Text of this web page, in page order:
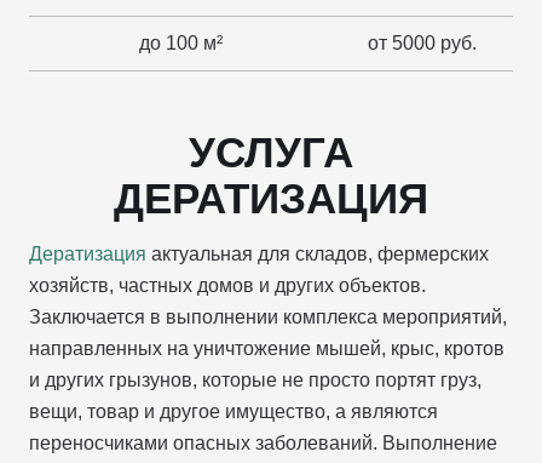
до 100 м² от 5000 руб.
УСЛУГА
ДЕРАТИЗАЦИЯ
Дератизация актуальная для складов, фермерских
хозяйств, частных домов и других объектов.
Заключается в выполнении комплекса мероприятий,
направленных на уничтожение мышей, крыс, кротов
и других грызунов, которые не просто портят груз,
вещи, товар и другое имущество, а являются
переносчиками опасных заболеваний. Выполнение